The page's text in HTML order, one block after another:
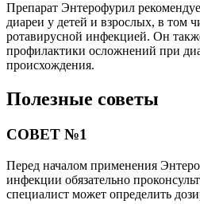
Препарат Энтерофурил
диареи у детей и взрослых, в том
ротавирусной инфекцией. Он
профилактики осложнений при
происхождения.
Полезные советы
СОВЕТ №1
Перед началом применения
инфекции обязательно
специалист может определить